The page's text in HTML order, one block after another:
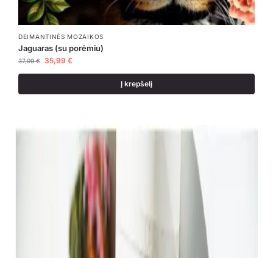
DEIMANTINĖS MOZAIKOS
Jaguaras (su porėmiu)
37,99€ 35,99 €
Į krepšelį